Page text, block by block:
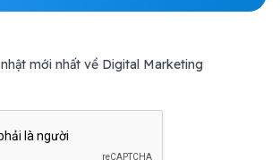
mới nhất về Digital Marketing